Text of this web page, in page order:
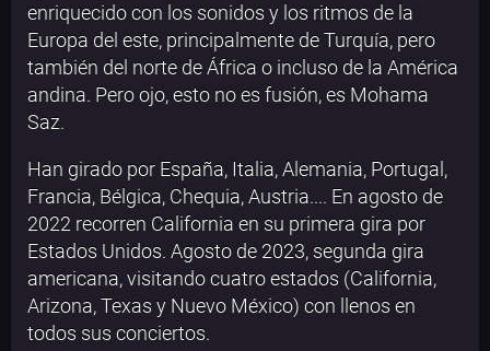
enriquecido con los sonidos y los ritmos de la
Europa del este, principalmente de Turquía, pero
también del norte de África o incluso de la América
andina. Pero ojo, esto no es fusión, es Mohama
Saz.
Han girado por España, Italia, Alemania, Portugal,
Francia, Bélgica, Chequia, Austria.... En agosto de
2022 recorren California en su primera gira por
Estados Unidos. Agosto de 2023, segunda gira
americana, visitando cuatro estados (California,
Arizona, Texas y Nuevo México) con llenos en
todos sus conciertos.